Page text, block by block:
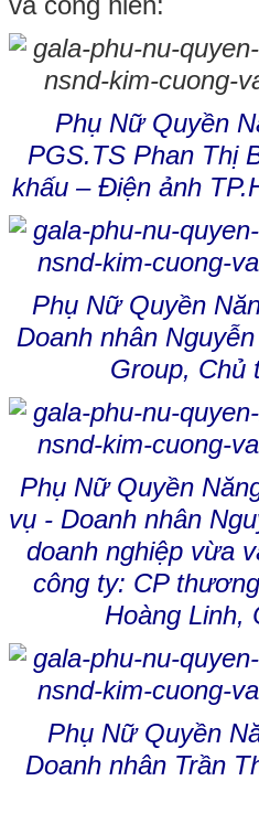
Phụ Nữ Quyền
PGS.TS Phan Thị
khấu – Điện ảnh
Phụ Nữ Quyền
Doanh nhân
Group, Chủ
Phụ Nữ Quyền
vụ - Doanh nhân
doanh nghiệp vừa
công ty: CP
Hoàng Linh,
Phụ Nữ Quyền
Doanh nhân Trần